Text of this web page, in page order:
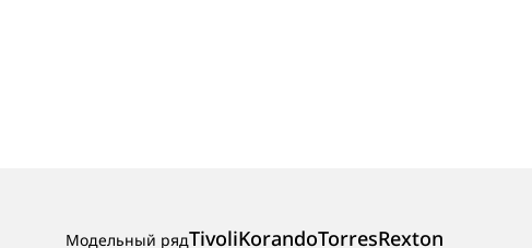
Модельный рядTivoliKorandoTorresRexton